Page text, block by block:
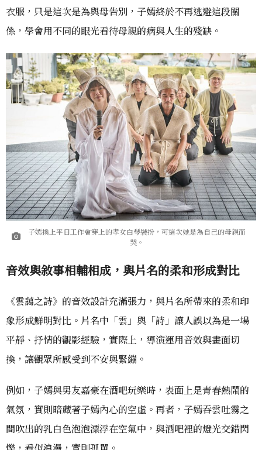
衣服，只是這次是為與母告別，子嫣終於不再逃避這段關
係，學會用不同的眼光看待母親的病與人生的殘缺。
子嫣換上平日工作會穿上的孝女白琴裝扮，可這次她是為自己的母親而
哭。
音效與敘事相輔相成，與片名的柔和形成對比
《雲藹之詩》的音效設計充滿張力，與片名所帶來的柔和印
象形成鮮明對比。片名中「雲」與「詩」讓人誤以為是一場
平靜、抒情的觀影經驗，實際上，導演運用音效與畫面切
換，讓觀眾所感受到不安與緊繃。
例如，子嫣與男友嘉豪在酒吧玩樂時，表面上是青春熱鬧的
氣氛，實則暗藏著子嫣內心的空虛。再者，子嫣吞雲吐霧之
間吹出的乳白色泡泡漂浮在空氣中，與酒吧裡的燈光交錯閃